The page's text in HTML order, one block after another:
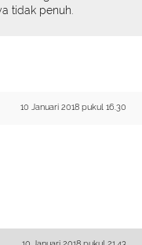
tidak penuh.
10 Januari 2018 pukul 16.30